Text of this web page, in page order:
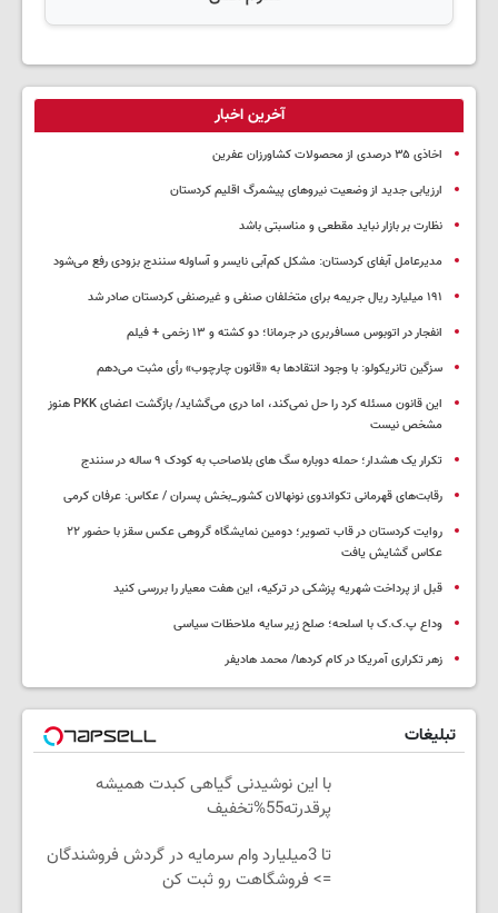
آخرین اخبار
اخاذی ۳۵ درصدی از محصولات کشاورزان عفرین
ارزیابی جدید از وضعیت نیروهای پیشمرگ اقلیم کردستان
نظارت بر بازار نباید مقطعی و مناسبتی باشد
مدیرعامل آبفای کردستان: مشکل کم‌آبی نایسر و آساوله سنندج بزودی رفع می‌شود
۱۹۱ میلیارد ریال جریمه برای متخلفان صنفی و غیرصنفی کردستان صادر شد
انفجار در اتوبوس مسافربری در جرمانا؛ دو کشته و ۱۳ زخمی + فیلم
سزگین تانریکولو: با وجود انتقادها به «قانون چارچوب» رأی مثبت می‌دهم
این قانون مسئله کرد را حل نمی‌کند، اما دری می‌گشاید/ بازگشت اعضای PKK هنوز
مشخص نیست
تکرار یک هشدار؛ حمله دوباره سگ های بلاصاحب به کودک ۹ ساله در سنندج
رقابت‌های قهرمانی تکواندوی نونهالان کشور_بخش پسران / عکاس: عرفان کرمی
روایت کردستان در قاب تصویر؛ دومین نمایشگاه گروهی عکس سقز با حضور ۲۲
عکاس گشایش یافت
قبل از پرداخت شهریه پزشکی در ترکیه، این هفت معیار را بررسی کنید
وداع پ.ک.ک با اسلحه؛ صلح زیر سایه ملاحظات سیاسی
زهر تکراری آمریکا در کام کردها/ محمد هادیفر
تبلیغات
با این نوشیدنی گیاهی کبدت همیشه
پرقدرته55%تخفیف
تا 3میلیارد وام سرمایه در گردش فروشندگان
=> فروشگاهت رو ثبت کن